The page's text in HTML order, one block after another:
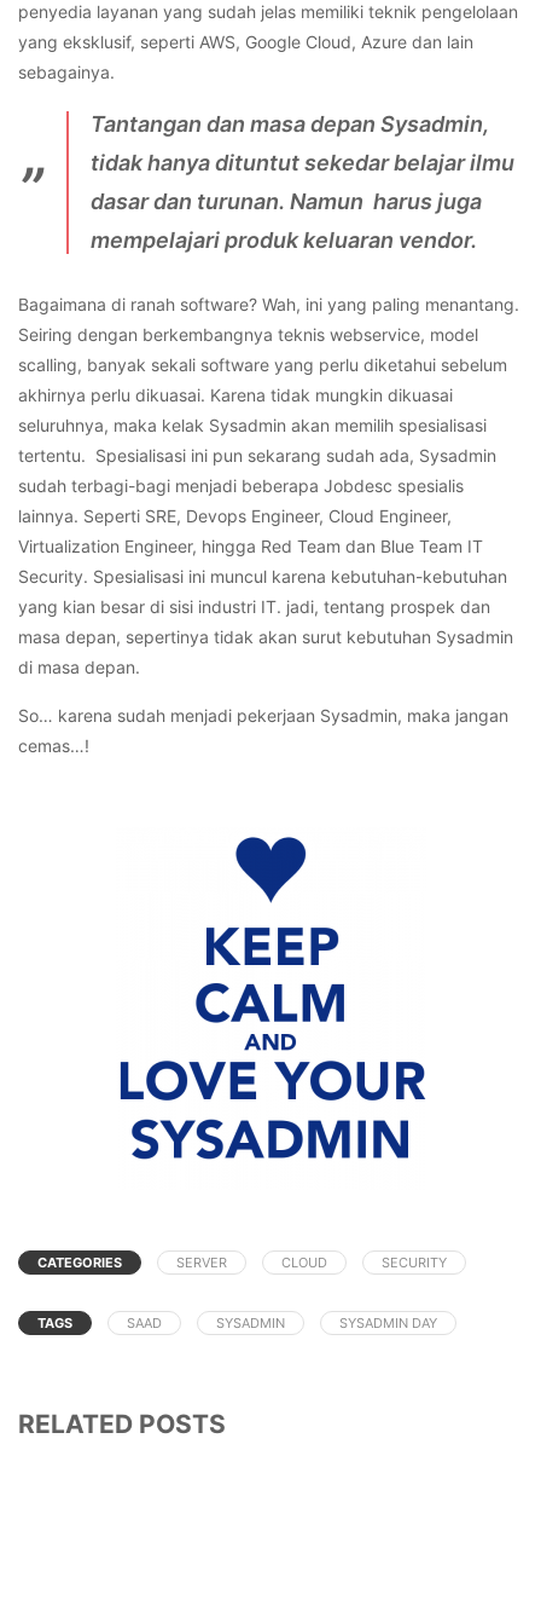
penyedia layanan yang sudah jelas memiliki teknik pengelolaan
yang eksklusif, seperti AWS, Google Cloud, Azure dan lain
sebagainya.
Tantangan dan masa depan Sysadmin,
tidak hanya dituntut sekedar belajar ilmu
dasar dan turunan. Namun harus juga
mempelajari produk keluaran vendor.
Bagaimana di ranah software? Wah, ini yang paling menantang.
Seiring dengan berkembangnya teknis webservice, model
scalling, banyak sekali software yang perlu diketahui sebelum
akhirnya perlu dikuasai. Karena tidak mungkin dikuasai
seluruhnya, maka kelak Sysadmin akan memilih spesialisasi
tertentu. Spesialisasi ini pun sekarang sudah ada, Sysadmin
sudah terbagi-bagi menjadi beberapa Jobdesc spesialis
lainnya. Seperti SRE, Devops Engineer, Cloud Engineer,
Virtualization Engineer, hingga Red Team dan Blue Team IT
Security. Spesialisasi ini muncul karena kebutuhan-kebutuhan
yang kian besar di sisi industri IT. jadi, tentang prospek dan
masa depan, sepertinya tidak akan surut kebutuhan Sysadmin
di masa depan.
So… karena sudah menjadi pekerjaan Sysadmin, maka jangan
cemas…!
CATEGORIES SERVER CLOUD SECURITY
TAGS SAAD SYSADMIN SYSADMIN DAY
RELATED POSTS